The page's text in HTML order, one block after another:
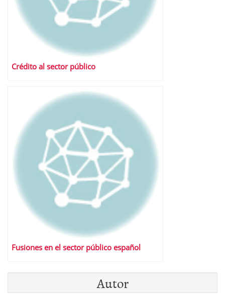
Crédito al sector público
Fusiones en el sector público español
Autor